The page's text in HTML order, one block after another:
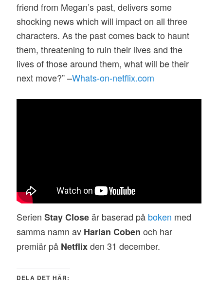
friend from Megan’s past, delivers some
shocking news which will impact on all three
characters. As the past comes back to haunt
them, threatening to ruin their lives and the
lives of those around them, what will be their
next move?” –Whats-on-netflix.com
Serien Stay Closeär baserad på boken med
samma namn av Harlan Coben och har
premiär på Netflixden 31 december.
DELA DET HÄR: